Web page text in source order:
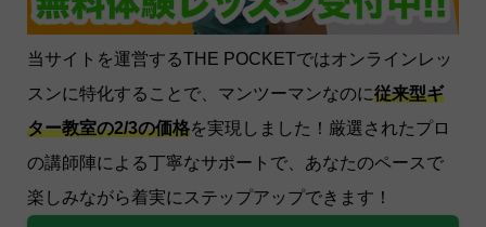
当サイトを運営するTHE POCKETではオンラインレッ
スンに特化することで、マンツーマンなのに従来型ギ
ター教室の2/3の価格を実現しました！厳選されたプロ
の講師陣による丁寧なサポートで、あなたのペースで
楽しみながら着実にステップアップできます！